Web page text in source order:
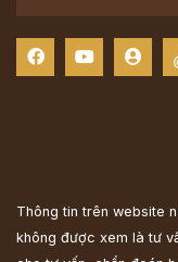
Thông tin trên website
không được xem là tư